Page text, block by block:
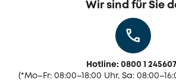
Wir sind für Sie
Hotline: 0800 1 245607
(*Mo–Fr: 08:00–18:00 Uhr, Sa: